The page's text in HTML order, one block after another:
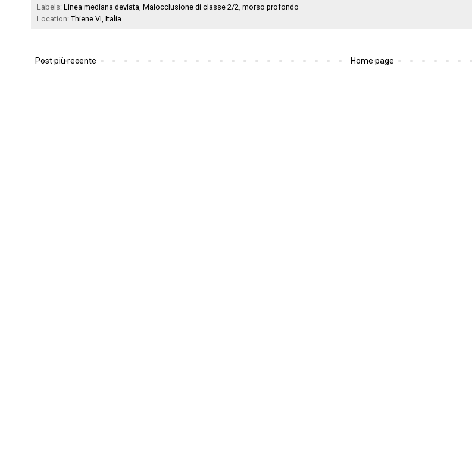
Labels: Linea mediana deviata, Malocclusione di classe 2/2, morso profondo
Location: Thiene VI, Italia
Post più recente Home page